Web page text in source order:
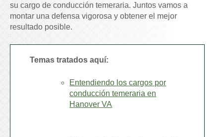
su cargo de conducción temeraria. Juntos vamos a
montar una defensa vigorosa y obtener el mejor
resultado posible.
Temas tratados aquí:
Entendiendo los cargos por
conducción temeraria en
Hanover VA